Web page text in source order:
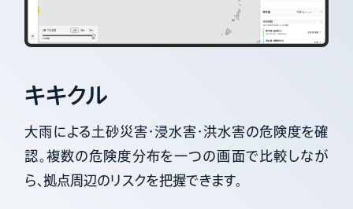
キキクル
大雨による土砂災害・浸水害・洪水害の危険度を確
認。複数の危険度分布を一つの画面で比較しなが
ら、拠点周辺のリスクを把握できます。